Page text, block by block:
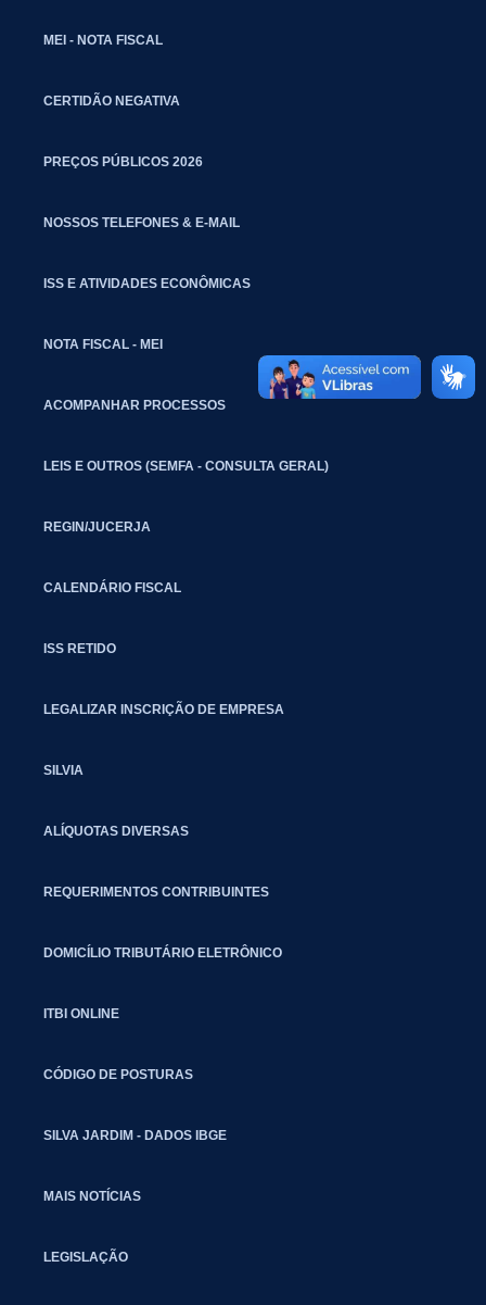
MEI - NOTA FISCAL
CERTIDÃO NEGATIVA
PREÇOS PÚBLICOS 2026
NOSSOS TELEFONES & E-MAIL
ISS E ATIVIDADES ECONÔMICAS
NOTA FISCAL - MEI
ACOMPANHAR PROCESSOS
LEIS E OUTROS (SEMFA - CONSULTA GERAL)
REGIN/JUCERJA
CALENDÁRIO FISCAL
ISS RETIDO
LEGALIZAR INSCRIÇÃO DE EMPRESA
SILVIA
ALÍQUOTAS DIVERSAS
REQUERIMENTOS CONTRIBUINTES
DOMICÍLIO TRIBUTÁRIO ELETRÔNICO
ITBI ONLINE
CÓDIGO DE POSTURAS
SILVA JARDIM - DADOS IBGE
MAIS NOTÍCIAS
LEGISLAÇÃO